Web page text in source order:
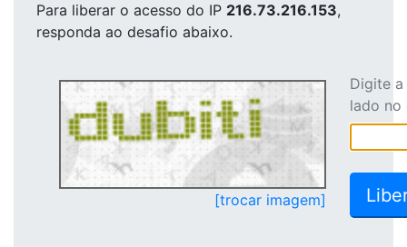
Para liberar o acesso do IP 216.73.216.153,
responda ao desafio abaixo.
[trocar imagem]
Digite
lado no